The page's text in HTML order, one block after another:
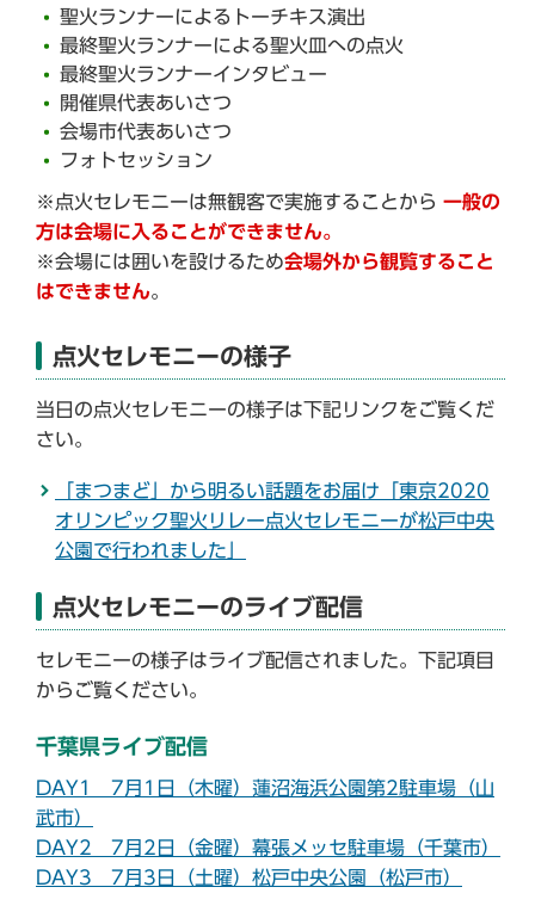
聖火ランナーによるトーチキス演出
最終聖火ランナーによる聖火皿への点火
最終聖火ランナーインタビュー
開催県代表あいさつ
会場市代表あいさつ
フォトセッション
※点火セレモニーは無観客で実施することから 一般の
方は会場に入ることができません。
※会場には囲いを設けるため会場外から観覧すること
はできません。
点火セレモニーの様子
当日の点火セレモニーの様子は下記リンクをご覧くだ
さい。
「まつまど」から明るい話題をお届け「東京2020
オリンピック聖火リレー点火セレモニーが松戸中央
公園で行われました」
点火セレモニーのライブ配信
セレモニーの様子はライブ配信されました。下記項目
からご覧ください。
千葉県ライブ配信
DAY1 7月1日（木曜）蓮沼海浜公園第2駐車場（山
武市）
DAY2 7月2日（金曜）幕張メッセ駐車場（千葉市）
DAY3 7月3日（土曜）松戸中央公園（松戸市）